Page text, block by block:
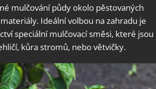
mulčování půdy okolo pěstovaných
Ideální volbou na zahradu je
speciální mulčovací směsi, které jsou
kůra stromů, nebo větvičky.